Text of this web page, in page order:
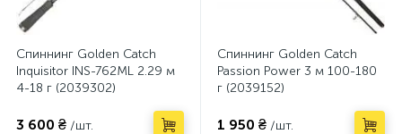
Спиннинг Golden Catch
Inquisitor INS-762ML 2.29 м
4-18 г (2039302)
3 600 ₴ /шт.
Спиннинг Golden Catch
Passion Power 3 м 100-180
г (2039152)
1 950 ₴ /шт.